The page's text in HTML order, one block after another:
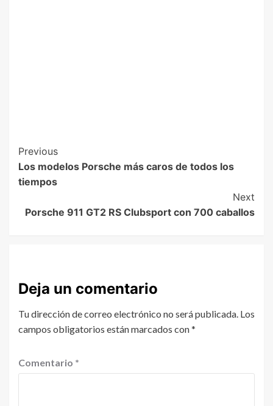
Previous
Los modelos Porsche más caros de todos los
tiempos
Next
Porsche 911 GT2 RS Clubsport con 700 caballos
Deja un comentario
Tu dirección de correo electrónico no será publicada. Los
campos obligatorios están marcados con*
Comentario *